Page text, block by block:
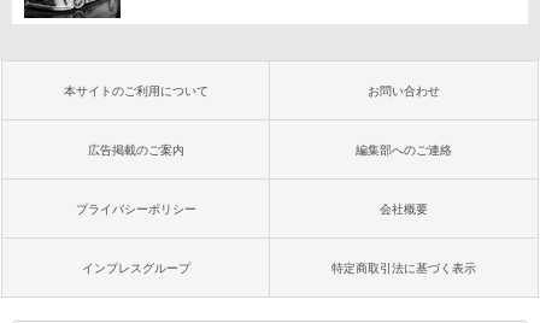
本サイトのご利用について お問い合わせ
広告掲載のご案内 編集部へのご連絡
プライバシーポリシー 会社概要
インプレスグループ 特定商取引法に基づく表示